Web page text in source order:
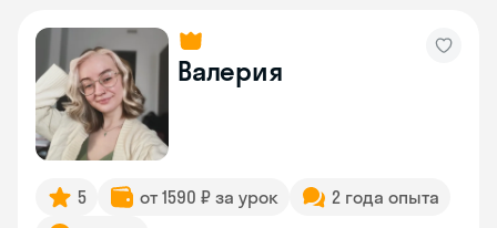
Валерия
5 от 1590 ₽ за урок
2 года опыта